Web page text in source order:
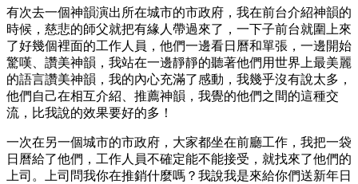
有次去一個神韻演出所在城市的市政府，我在前台介紹神韻的
時候，慈悲的師父就把有緣人帶過來了，一下子前台就圍上來
了好幾個裡面的工作人員，他們一邊看日曆和單張，一邊開始
驚嘆、讚美神韻，我站在一邊靜靜的聽著他們用世界上最美麗
的語言讚美神韻，我的內心充滿了感動，我幾乎沒有說太多，
他們自己在相互介紹、推薦神韻，我覺的他們之間的這種交
流，比我說的效果要好的多！
一次在另一個城市的市政府，大家都坐在前廳工作，我把一袋
日曆給了他們，工作人員不確定能不能接受，就找來了他們的
上司。上司問我你在推銷什麼嗎？我說我是來給你們送新年日